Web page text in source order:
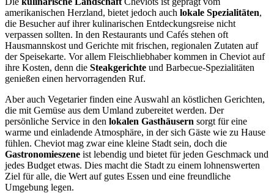
amerikanischen Herzland, bietet jedoch auch lokale Spezialitäten,
die Besucher auf ihrer kulinarischen Entdeckungsreise nicht
verpassen sollten. In den Restaurants und Cafés stehen oft
Hausmannskost und Gerichte mit frischen, regionalen Zutaten auf
der Speisekarte. Vor allem Fleischliebhaber kommen in Cheviot auf
ihre Kosten, denn die Steakgerichte und Barbecue-Spezialitäten
genießen einen hervorragenden Ruf.
Aber auch Vegetarier finden eine Auswahl an köstlichen Gerichten,
die mit Gemüse aus dem Umland zubereitet werden. Der
persönliche Service in den lokalen Gasthäusern sorgt für eine
warme und einladende Atmosphäre, in der sich Gäste wie zu Hause
fühlen. Cheviot mag zwar eine kleine Stadt sein, doch die
Gastronomieszene ist lebendig und bietet für jeden Geschmack und
jedes Budget etwas. Dies macht die Stadt zu einem lohnenswerten
Ziel für alle, die Wert auf gutes Essen und eine freundliche
Umgebung legen.